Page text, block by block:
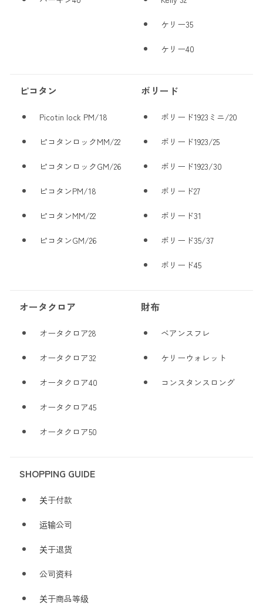
ケリー35
ケリー40
ピコタン
Picotin lock PM/18
ピコタンロックMM/22
ピコタンロックGM/26
ピコタンPM/18
ピコタンMM/22
ピコタンGM/26
ボリード
ボリード1923ミニ/20
ボリード1923/25
ボリード1923/30
ボリード27
ボリード31
ボリード35/37
ボリード45
オータクロア
オータクロア28
オータクロア32
オータクロア40
オータクロア45
オータクロア50
財布
ベアンスフレ
ケリーウォレット
コンスタンスロング
SHOPPING GUIDE
关于付款
运输公司
关于退货
公司资料
关于商品等级